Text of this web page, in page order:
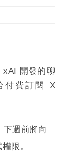
xAI 開發的聊
付費訂閱 X
下週前將向
限。